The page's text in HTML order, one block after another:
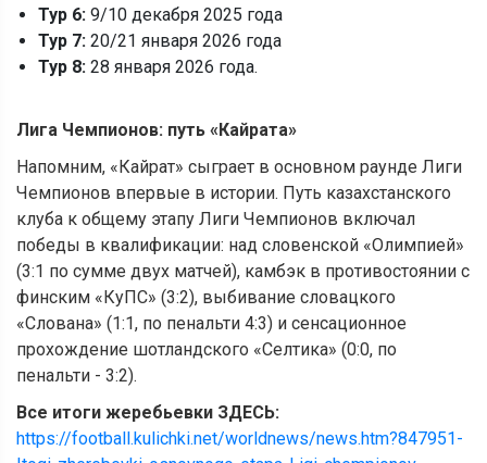
Тур 6: 9/10 декабря 2025 года
Тур 7: 20/21 января 2026 года
Тур 8: 28 января 2026 года.
Лига Чемпионов: путь «Кайрата»
Напомним, «Кайрат» сыграет в основном раунде Лиги
Чемпионов впервые в истории. Путь казахстанского
клуба к общему этапу Лиги Чемпионов включал
победы в квалификации: над словенской «Олимпией»
(3:1 по сумме двух матчей), камбэк в противостоянии с
финским «КуПС» (3:2), выбивание словацкого
«Слована» (1:1, по пенальти 4:3) и сенсационное
прохождение шотландского «Селтика» (0:0, по
пенальти - 3:2).
Все итоги жеребьевки ЗДЕСЬ:
https://football.kulichki.net/worldnews/news.htm?847951-